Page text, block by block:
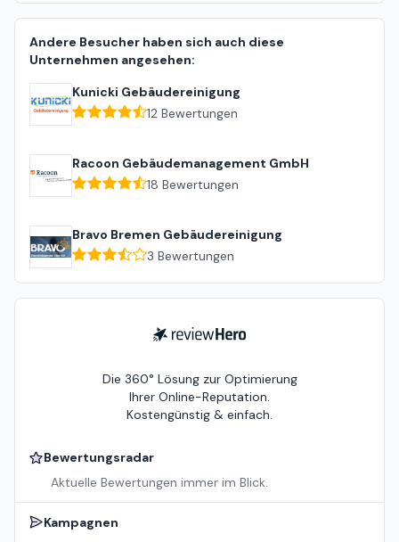
Andere Besucher haben sich auch diese
Unternehmen angesehen:
Kunicki Gebäudereinigung
12 Bewertungen
Racoon Gebäudemanagement GmbH
18 Bewertungen
Bravo Bremen Gebäudereinigung
3 Bewertungen
ReviewHero
Die 360° Lösung zur Optimierung
Ihrer Online-Reputation.
Kostengünstig & einfach.
Bewertungsradar
Aktuelle Bewertungen immer im Blick.
Kampagnen